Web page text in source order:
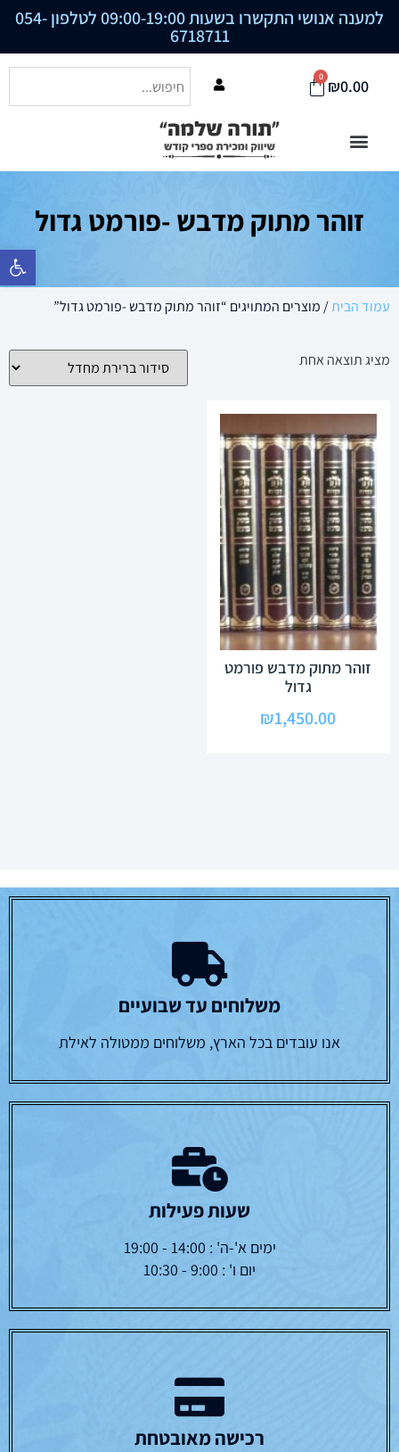
פתח סרגל
למענה אנושי התקשרו בשעות 09:00-19:00 לטלפון 054-
6718711
₪0.00
0
זוהר מתוק מדבש -פורמט גדול
עמוד הבית/ מוצרים המתויגים “זוהר מתוק מדבש -פורמט גדול”
מציג תוצאה אחת
זוהר מתוק מדבש פורמט
גדול
₪1,450.00
משלוחים עד שבועיים
אנו עובדים בכל הארץ, משלוחים ממטולה לאילת
שעות פעילות
ימים א'-ה' : 14:00 - 19:00
יום ו' : 9:00 - 10:30
רכישה מאובטחת